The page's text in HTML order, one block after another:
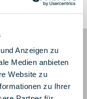
Anzeigen zu
Medien anbieten
Website zu
zu Ihrer